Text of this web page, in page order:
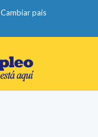
Cambiar país